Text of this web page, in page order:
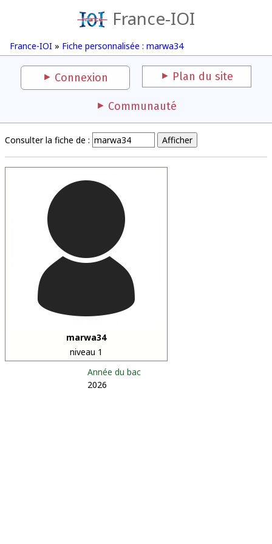
France-IOI
France-IOI » Fiche personnalisée : marwa34
Connexion Plan du site
Communauté
Consulter la fiche de :
marwa34
niveau 1
Année du bac
2026